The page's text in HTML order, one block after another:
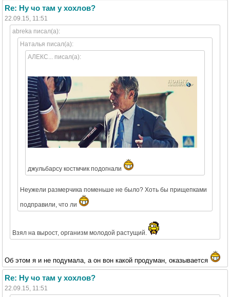
Re: Ну чо там у хохлов?
22.09.15, 11:51
abreka писал(а):
Наталья писал(а):
АЛЕКС... писал(а):
джульбарсу костмчик подогнали
Неужели размерчика поменьше не было? Хоть бы прищепками
подправили, что ли
Взял на вырост, организм молодой растущий.
Об этом я и не подумала, а он вон какой продуман, оказывается
Re: Ну чо там у хохлов?
22.09.15, 11:51